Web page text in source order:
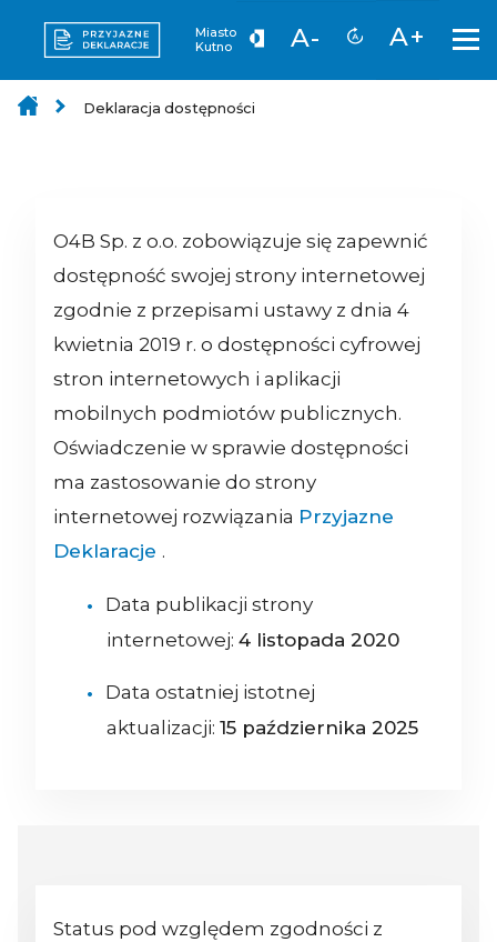
Miasto
Kutno
A- A+
Deklaracja dostępności
O4B Sp. z o.o. zobowiązuje się zapewnić
dostępność swojej strony internetowej
zgodnie z przepisami ustawy z dnia 4
kwietnia 2019 r. o dostępności cyfrowej
stron internetowych i aplikacji
mobilnych podmiotów publicznych.
Oświadczenie w sprawie dostępności
ma zastosowanie do strony
internetowej rozwiązania Przyjazne
Deklaracje .
Data publikacji strony
internetowej: 4 listopada 2020
Data ostatniej istotnej
aktualizacji: 15 października 2025
Status pod względem zgodności z